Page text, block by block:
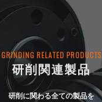
GRINDING RELATED PRODUCTS
研削関連製品
研削に関わる全ての製品を